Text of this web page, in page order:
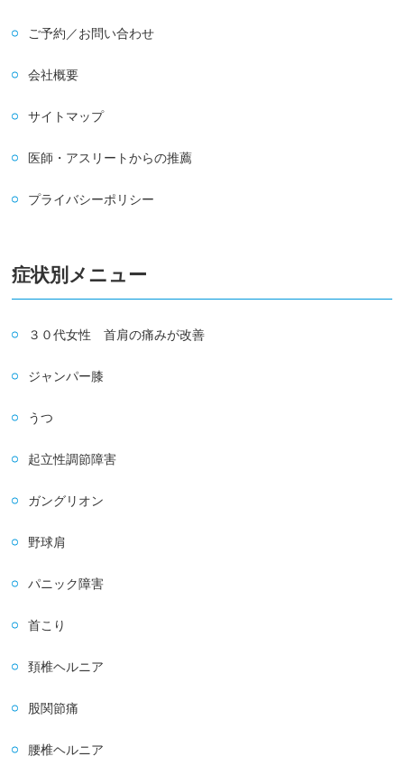
ご予約／お問い合わせ
会社概要
サイトマップ
医師・アスリートからの推薦
プライバシーポリシー
症状別メニュー
３０代女性 首肩の痛みが改善
ジャンパー膝
うつ
起立性調節障害
ガングリオン
野球肩
パニック障害
首こり
頚椎ヘルニア
股関節痛
腰椎ヘルニア